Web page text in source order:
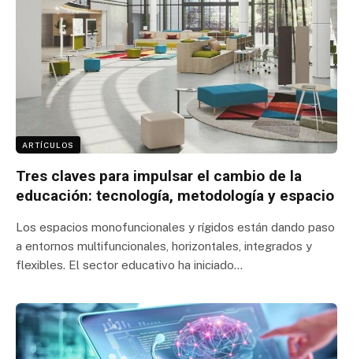
ARTÍCULOS
Tres claves para impulsar el cambio de la
educación: tecnología, metodología y espacio
Los espacios monofuncionales y rígidos están dando paso
a entornos multifuncionales, horizontales, integrados y
flexibles. El sector educativo ha iniciado…